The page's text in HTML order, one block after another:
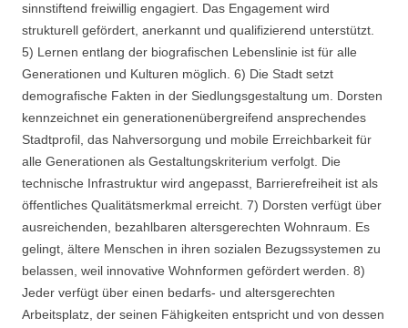
sinnstiftend freiwillig engagiert. Das Engagement wird
strukturell gefördert, anerkannt und qualifizierend unterstützt.
5) Lernen entlang der biografischen Lebenslinie ist für alle
Generationen und Kulturen möglich. 6) Die Stadt setzt
demografische Fakten in der Siedlungsgestaltung um. Dorsten
kennzeichnet ein generationenübergreifend ansprechendes
Stadtprofil, das Nahversorgung und mobile Erreichbarkeit für
alle Generationen als Gestaltungskriterium verfolgt. Die
technische Infrastruktur wird angepasst, Barrierefreiheit ist als
öffentliches Qualitätsmerkmal erreicht. 7) Dorsten verfügt über
ausreichenden, bezahlbaren altersgerechten Wohnraum. Es
gelingt, ältere Menschen in ihren sozialen Bezugssystemen zu
belassen, weil innovative Wohnformen gefördert werden. 8)
Jeder verfügt über einen bedarfs- und altersgerechten
Arbeitsplatz, der seinen Fähigkeiten entspricht und von dessen